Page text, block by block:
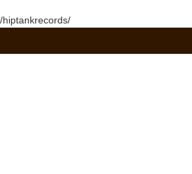
hiptankrecords/